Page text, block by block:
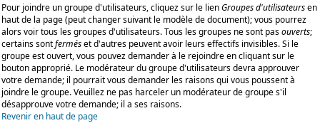
Pour joindre un groupe d'utilisateurs, cliquez sur le lienGroupes d'utilisateursen
haut de la page (peut changer suivant le modèle de document); vous pourrez
alors voir tous les groupes d'utilisateurs. Tous les groupes ne sont pasouverts;
certains sontferméset d'autres peuvent avoir leurs effectifs invisibles. Si le
groupe est ouvert, vous pouvez demander à le rejoindre en cliquant sur le
bouton approprié. Le modérateur du groupe d'utilisateurs devra approuver
votre demande; il pourrait vous demander les raisons qui vous poussent à
joindre le groupe. Veuillez ne pas harceler un modérateur de groupe s'il
désapprouve votre demande; il a ses raisons.
Revenir en haut de page